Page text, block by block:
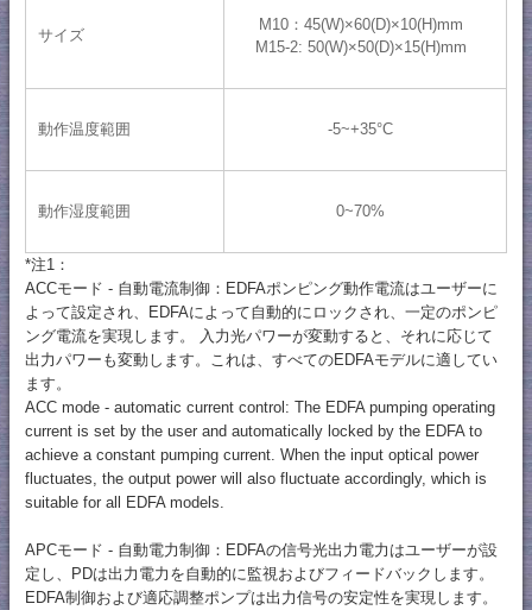
サイズ
M10：45(W)×60(D)×10(H)mm
M15-2: 50(W)×50(D)×15(H)mm
動作温度範囲 -5~+35°C
動作湿度範囲 0~70%
*注1：
ACCモード - 自動電流制御：EDFAポンピング動作電流はユーザーに
よって設定され、EDFAによって自動的にロックされ、一定のポンピ
ング電流を実現します。 入力光パワーが変動すると、それに応じて
出力パワーも変動します。これは、すべてのEDFAモデルに適してい
ます。
ACC mode - automatic current control: The EDFA pumping operating
current is set by the user and automatically locked by the EDFA to
achieve a constant pumping current. When the input optical power
fluctuates, the output power will also fluctuate accordingly, which is
suitable for all EDFA models.
APCモード - 自動電力制御：EDFAの信号光出力電力はユーザーが設
定し、PDは出力電力を自動的に監視およびフィードバックします。
EDFA制御および適応調整ポンプは出力信号の安定性を実現します。